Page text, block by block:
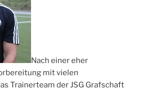
Nach einer eher
mit vielen
Trainerteam der JSG Grafschaft